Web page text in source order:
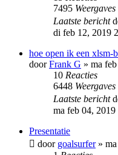
7495 Weergaves
Laatste bericht
di feb 12, 2019
hoe open ik een xlsm-
doorFrank G » ma
10 Reacties
6448 Weergaves
Laatste bericht
ma feb 04,
Presentatie
door goalsurfer»